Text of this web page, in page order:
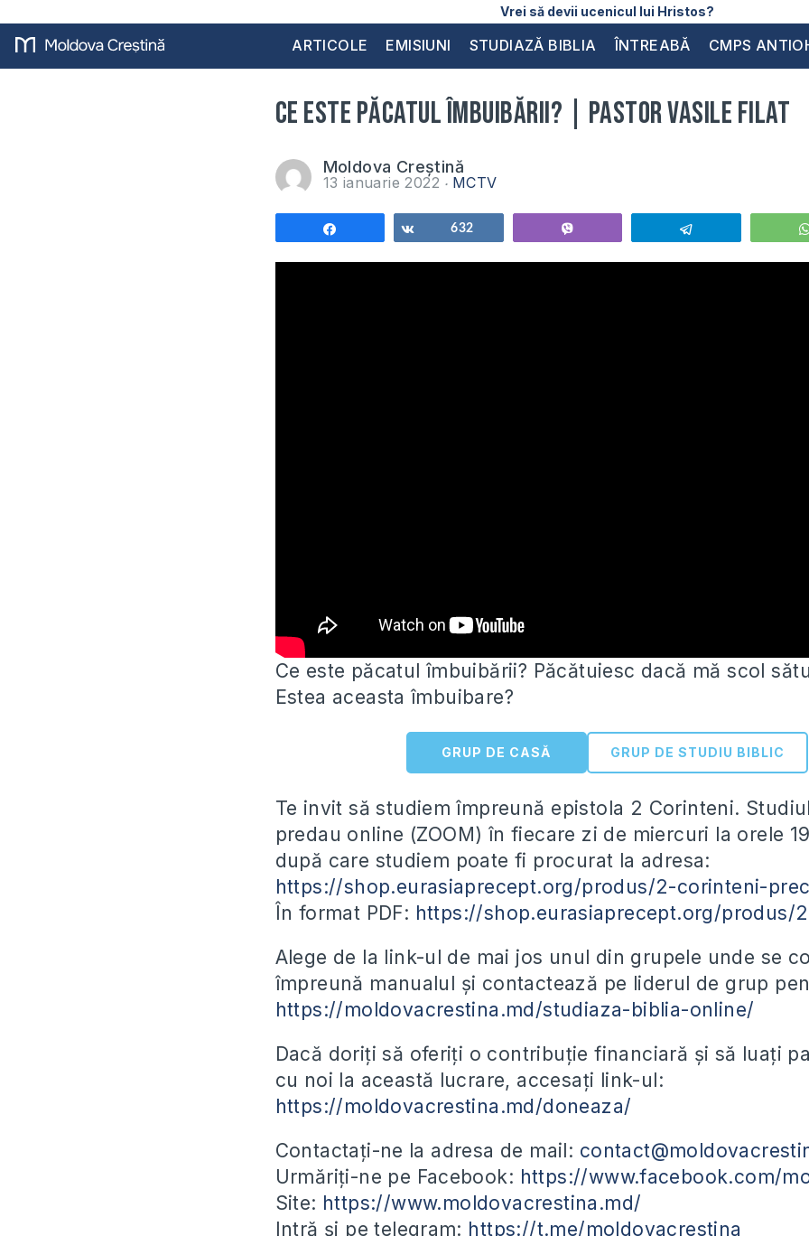
Vrei să devii ucenicul lui Hristos?
ARTICOLE EMISIUNI STUDIAZĂ BIBLIA ÎNTREABĂ CMPS
Ce este păcatul îmbuibării? | Pastor Vasile Filat
Moldova Creștină
13 ianuarie 2022 MCTV
Share632
Ce este păcatul îmbuibării? Păcătuiesc dacă mă scol
Estea aceasta îmbuibare?
GRUP DE CASĂ GRUP DE STUDIU BIBLIC
Te invit să studiem împreună epistola 2 Corinteni.
predau online (ZOOM) în fiecare zi de miercuri la orele
după care studiem poate fi procurat la adresa:
https://shop.eurasiaprecept.org/produs/2-corinteni-
În format PDF: https://shop.eurasiaprecept.org/produs/
Alege de la link-ul de mai jos unul din grupele unde se
împreună manualul și contactează pe liderul de grup
https://moldovacrestina.md/studiaza-biblia-online/
Dacă doriți să oferiți o contribuție financiară și să luați
cu noi la această lucrare, accesați link-ul:
https://moldovacrestina.md/doneaza/
Contactați-ne la adresa de mail:
Urmăriți-ne pe Facebook: https://www.facebook.com/
Site: https://www.moldovacrestina.md/
Intră și pe telegram: https://t.me/moldovacrestina